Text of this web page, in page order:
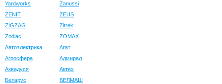
Yardworks
Zanussi
ZENIT
ZEUS
ZIGZAG
Zitrek
Zodiac
ZOMAX
Автоэлектрика
Агат
Агросфера
Адмирал
Аквадуся
Актех
Беларус
БЕЛМАШ